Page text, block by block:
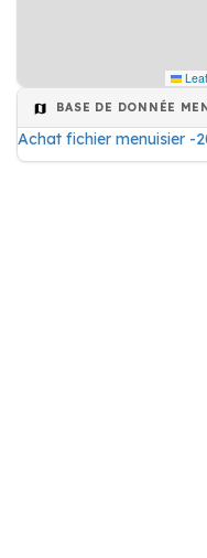
BASE DE DONNÉE
Achat fichier menuisier -